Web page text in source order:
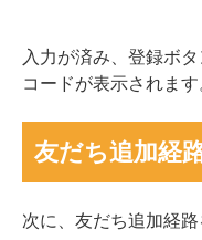
入力が済み、登録ボ
コードが表示されます
友だち追加経
次に、友だち追加経